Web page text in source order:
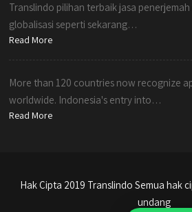
Translindo pilihan terbaik jasa
globalisasi seperti sekarang…
Read More
More than 120 countries now recognize
worldwide. Indonesia's entry into…
Read More
Hak Cipta 2019 Translindo Semua hak
undang